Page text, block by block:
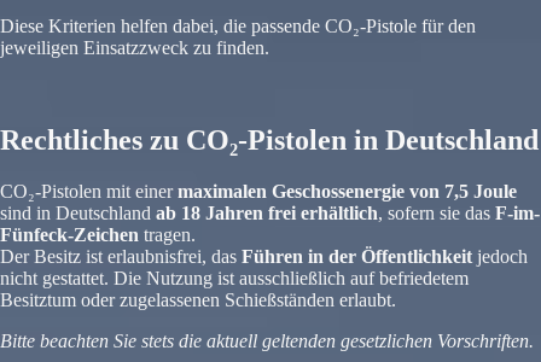
Diese Kriterien helfen dabei, die passende CO₂-Pistole für den
jeweiligen Einsatzzweck zu finden.
Rechtliches zu CO₂-Pistolen in Deutschland
CO₂-Pistolen mit einermaximalen Geschossenergie von 7,5 Joule
sind in Deutschland ab 18 Jahren frei erhältlich, sofern sie das F-im-
Fünfeck-Zeichen tragen.
Der Besitz ist erlaubnisfrei, das Führen in der Öffentlichkeit jedoch
nicht gestattet. Die Nutzung ist ausschließlich auf befriedetem
Besitztum oder zugelassenen Schießständen erlaubt.
Bitte beachten Sie stets die aktuell geltenden gesetzlichen Vorschriften.